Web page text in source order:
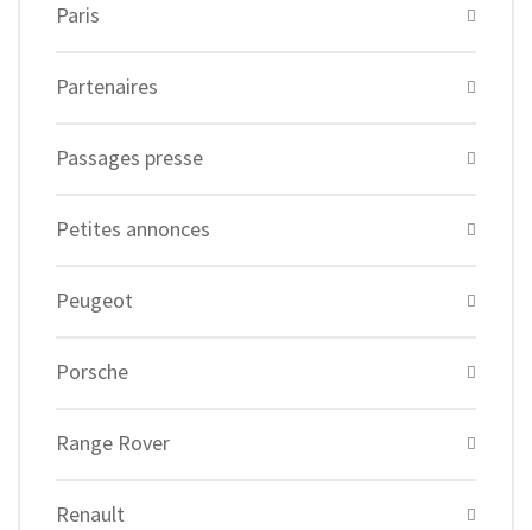
Paris
Partenaires
Passages presse
Petites annonces
Peugeot
Porsche
Range Rover
Renault